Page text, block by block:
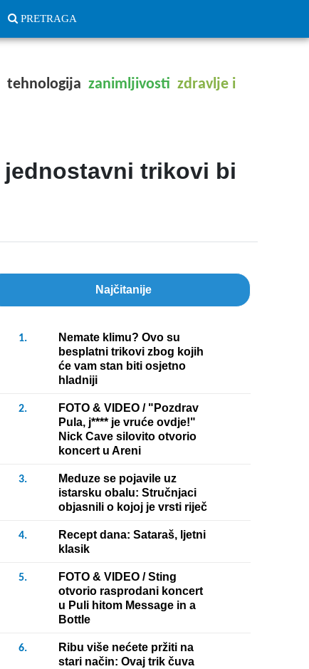
PRETRAGA
tehnologija zanimljivosti zdravlje i
jednostavni trikovi bi
Najčitanije
1.
Nemate klimu? Ovo su
besplatni trikovi zbog kojih
će vam stan biti osjetno
hladniji
2.
FOTO & VIDEO / "Pozdrav
Pula, j**** je vruće ovdje!"
Nick Cave silovito otvorio
koncert u Areni
3.
Meduze se pojavile uz
istarsku obalu: Stručnjaci
objasnili o kojoj je vrsti riječ
4.
Recept dana: Sataraš, ljetni
klasik
5.
FOTO & VIDEO / Sting
otvorio rasprodani koncert
u Puli hitom Message in a
Bottle
6.
Ribu više nećete pržiti na
stari način: Ovaj trik čuva